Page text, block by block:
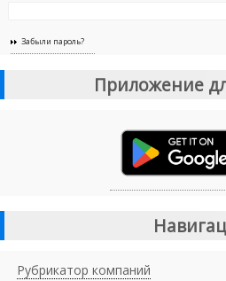
Забыли пароль?
Приложение
Рубрикатор компаний